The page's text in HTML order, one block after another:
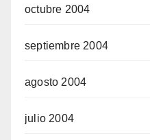
octubre 2004
septiembre 2004
agosto 2004
julio 2004